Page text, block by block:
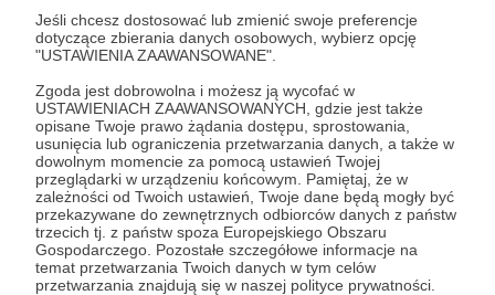
Jeśli chcesz dostosować lub zmienić swoje preferencje
dotyczące zbierania danych osobowych, wybierz opcję
"USTAWIENIA ZAAWANSOWANE".
Zgoda jest dobrowolna i możesz ją wycofać w
USTAWIENIACH ZAAWANSOWANYCH, gdzie jest także
opisane Twoje prawo żądania dostępu, sprostowania,
usunięcia lub ograniczenia przetwarzania danych, a także w
dowolnym momencie za pomocą ustawień Twojej
przeglądarki w urządzeniu końcowym. Pamiętaj, że w
zależności od Twoich ustawień, Twoje dane będą mogły być
przekazywane do zewnętrznych odbiorców danych z państw
trzecich tj. z państw spoza Europejskiego Obszaru
Gospodarczego. Pozostałe szczegółowe informacje na
temat przetwarzania Twoich danych w tym celów
przetwarzania znajdują się w naszej polityce prywatności.
lub
Kontynuuj z Google
Kontynuuj z Facebook
Kontynuuj z Apple